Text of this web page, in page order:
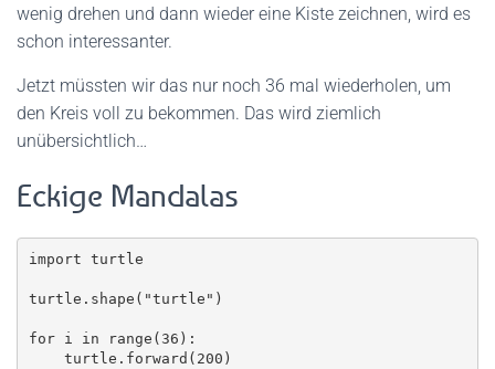
wenig drehen und dann wieder eine Kiste zeichnen, wird es
schon interessanter.
Jetzt müssten wir das nur noch 36 mal wiederholen, um
den Kreis voll zu bekommen. Das wird ziemlich
unübersichtlich…
Eckige Mandalas
import turtle
turtle.shape("turtle")
for i in range(36):